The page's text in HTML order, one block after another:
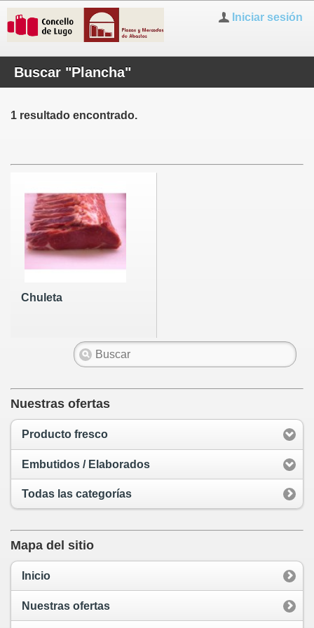
Iniciar sesión
Buscar "Plancha"
1 resultado encontrado.
Chuleta
Nuestras ofertas
Producto fresco
Embutidos / Elaborados
Todas las categorías
Mapa del sitio
Inicio
Nuestras ofertas